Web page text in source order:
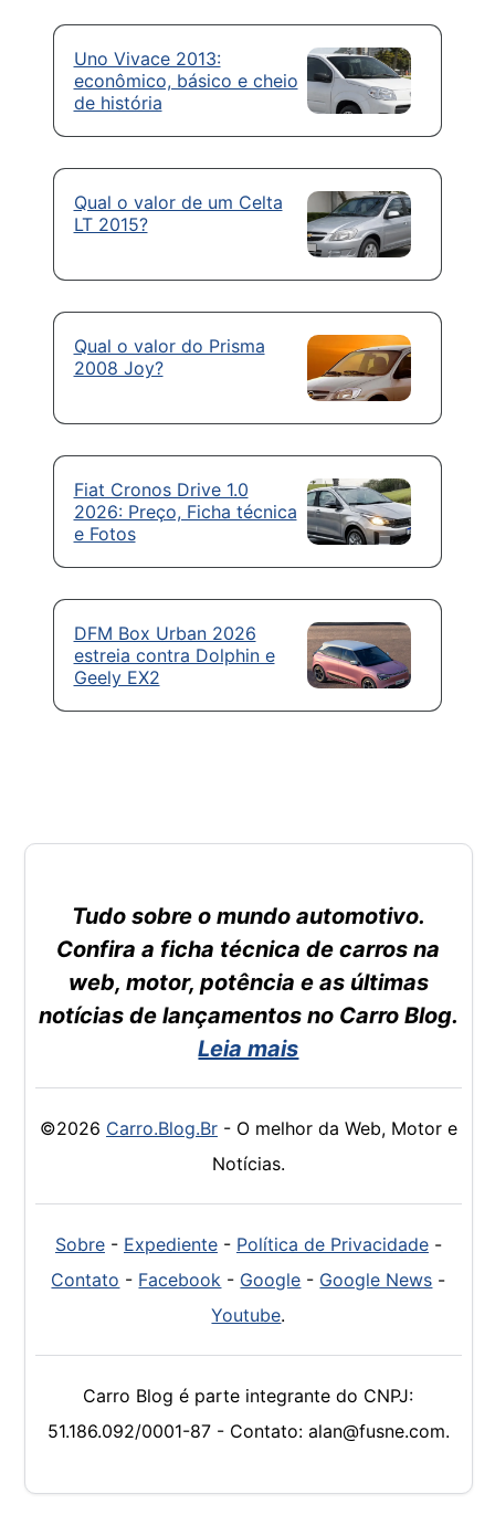
Uno Vivace 2013:
econômico, básico e cheio
de história
Qual o valor de um Celta
LT 2015?
Qual o valor do Prisma
2008 Joy?
Fiat Cronos Drive 1.0
2026: Preço, Ficha técnica
e Fotos
DFM Box Urban 2026
estreia contra Dolphin e
Geely EX2
Tudo sobre o mundo automotivo.
Confira a ficha técnica de carros na
web, motor, potência e as últimas
notícias de lançamentos no Carro Blog.
Leia mais
©2026 Carro.Blog.Br- O melhor da Web, Motor e
Notícias.
Sobre- Expediente- Política de Privacidade-
Contato - Facebook - Google - Google News -
Youtube.
Carro Blog é parte integrante do CNPJ:
51.186.092/0001-87 - Contato: alan@fusne.com.